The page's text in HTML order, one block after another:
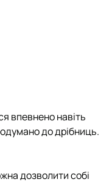
впевнено навіть
до дрібниць.
дозволити собі